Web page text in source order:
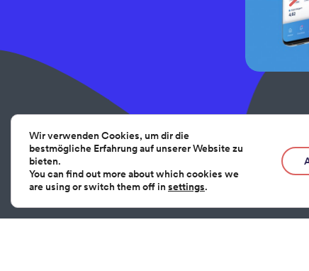
7625 Pécs, Majorossy Imre u. 36. info@webstar.hu +36 70 491 88 80
Wir verwenden Cookies, um dir die
bestmögliche Erfahrung auf unserer Website zu
bieten.
You can find out more about which cookies we
are using or switch them off in settings.